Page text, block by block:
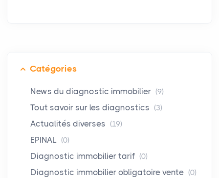
Catégories
News du diagnostic immobilier (9)
Tout savoir sur les diagnostics (3)
Actualités diverses (19)
EPINAL (0)
Diagnostic immobilier tarif (0)
Diagnostic immobilier obligatoire vente (0)